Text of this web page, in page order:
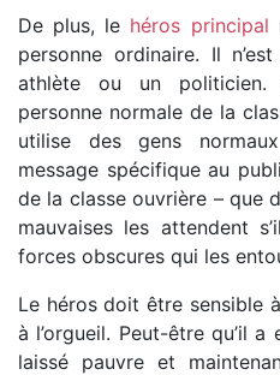
De plus, le héros principal
personne ordinaire. Il
athlète ou un politicien.
personne normale de la
utilise des gens
message spécifique au
de la classe ouvrière – que
mauvaises les attendent
forces obscures qui les
Le héros doit être sensible
à l’orgueil. Peut-être qu’il
laissé pauvre et